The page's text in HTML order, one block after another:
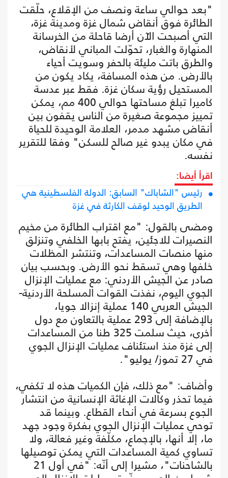
"بعد حوالي ساعة ونصف من الإقلاع، حلّقت
الطائرة فوق أنقاض شمال غزة ومدينة غزة،
التي أصبحت الآن أرضا قاحلة من الخرسانة
المنهارة والغبار، تحوّلت المباني لأنقاض،
والطرق باتت مليئة بالحفر وسويت أحياء
بالأرض. من هذه المسافة، يكاد يكون من
المستحيل رؤية سكان غزة. فقط عبر عدسة
كاميرا تبلغ مساحتها حوالي 400 مم، يمكن
تمييز مجموعة صغيرة من الناس يقفون بين
أنقاض مشهد مدمر، العلامة الوحيدة للحياة
في مكان يبدو غير صالح للسكن" وفقا للتقرير
نفسه.
اقرأ أيضا:
رئيس "الشاباك" السابق: الدولة الفلسطينية هي
الطريق الوحيد لوقف الكارثة في غزة
ومضى بالقول: "مع اقتراب الطائرة من مخيم
النصيرات للاجئين، يفتح بابها الخلفي وتنزلق
منها منصات المساعدات، وتنتشر المظلات
خلفها وهي تسقط نحو الأرض. وبحسب بيان
صادر عن الجيش الأردني: مع عمليات الإنزال
الجوي اليوم، نفذت القوات المسلحة الأردنية-
الجيش العربي 140 عملية إنزالا جويا،
بالإضافة إلى 293 عملية بالتعاون مع دول
أخرى، حيث سلمت 325 طنا من المساعدات
إلى غزة منذ استئناف عمليات الإنزال الجوي
في 27 تموز/ يوليو".
وأضاف: "مع ذلك، فإن الكميات هذه لا تكفي،
فيما تحذر وكالات الإغاثة الإنسانية من انتشار
الجوع بسرعة في أنحاء القطاع. وبينما قد
توحي عمليات الإنزال الجوي بفكرة وجود جهد
ما، إلا أنها، بالإجماع، مكلّفة وغير فعالة، ولا
تساوي كمية المساعدات التي يمكن توصيلها
بالشاحنات"، مشيرا إلى أنّه: "في أول 21